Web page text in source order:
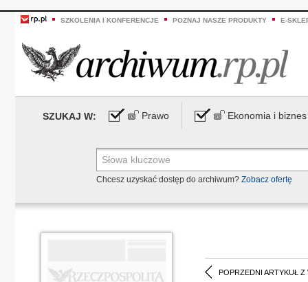
SZKOLENIA I KONFERENCJE POZNAJ NASZE PRODUKTY E-
SZUKAJ W: Prawo Ekonomia i biznes
Chcesz uzyskać dostęp do archiwum? Zobacz ofertę
POPRZEDNI ARTYKUŁ Z